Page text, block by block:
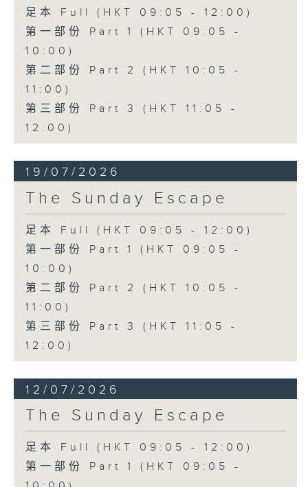
足本 Full (HKT 09:05 - 12:00)
第一部份 Part 1 (HKT 09:05 -
10:00)
第二部份 Part 2 (HKT 10:05 -
11:00)
第三部份 Part 3 (HKT 11:05 -
12:00)
19/07/2026
The Sunday Escape
足本 Full (HKT 09:05 - 12:00)
第一部份 Part 1 (HKT 09:05 -
10:00)
第二部份 Part 2 (HKT 10:05 -
11:00)
第三部份 Part 3 (HKT 11:05 -
12:00)
12/07/2026
The Sunday Escape
足本 Full (HKT 09:05 - 12:00)
第一部份 Part 1 (HKT 09:05 -